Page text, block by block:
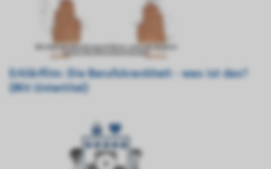
Erklärfilm: Die Berufskrankheit - was ist das?
(Mit Untertitel)